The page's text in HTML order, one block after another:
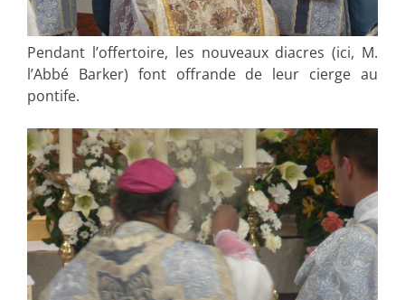
Pendant l’offertoire, les nouveaux diacres (ici, M.
l’Abbé Barker) font offrande de leur cierge au
pontife.